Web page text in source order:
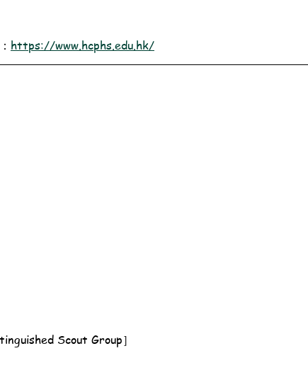
https://www.hcphs.edu.hk/
Scout Group］